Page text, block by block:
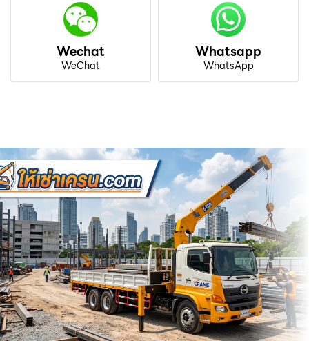
Wechat
WeChat
Whatsapp
WhatsApp